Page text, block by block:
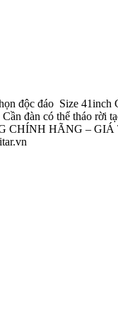
độc đáo Size 41inch
Cần đàn có thể tháo rời
CHÍNH HÃNG – GIÁ